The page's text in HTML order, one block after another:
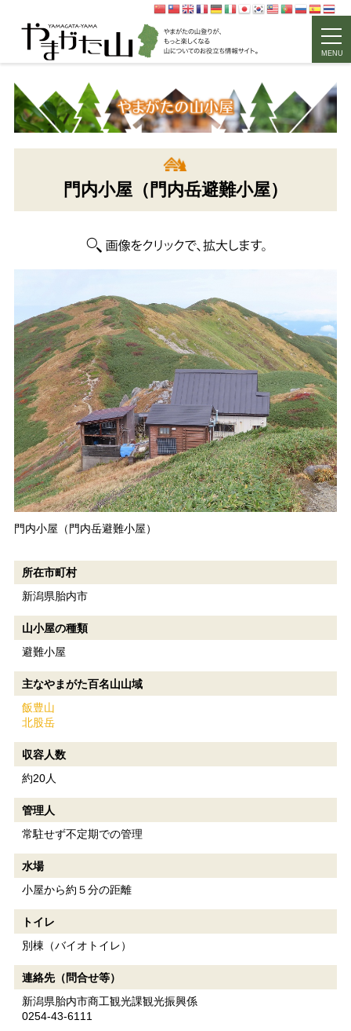
MENU
門内小屋（門内岳避難小屋）
門内小屋（門内岳避難小屋）
所在市町村
新潟県胎内市
山小屋の種類
避難小屋
主なやまがた百名山山域
飯豊山
北股岳
収容人数
約20人
管理人
常駐せず不定期での管理
水場
小屋から約５分の距離
トイレ
別棟（バイオトイレ）
連絡先（問合せ等）
新潟県胎内市商工観光課観光振興係
0254-43-6111